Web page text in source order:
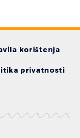
korištenja
privatnosti